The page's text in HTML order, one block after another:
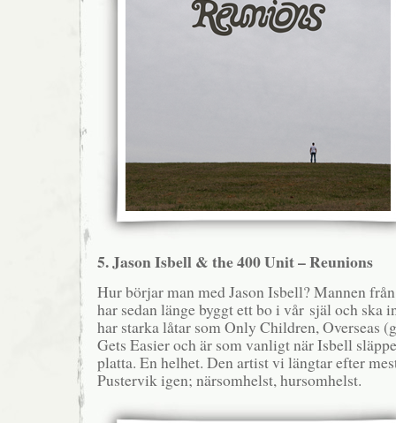
5. Jason Isbell & the 400 Unit – Reunions
Hur börjar man med Jason Isbell? Mannen
har sedan länge byggt ett bo i vår själ och ska
har starka låtar som Only Children, Overseas
Gets Easier och är som vanligt när Isbell
platta. En helhet. Den artist vi längtar efter
Pustervik igen; närsomhelst, hursomhelst.